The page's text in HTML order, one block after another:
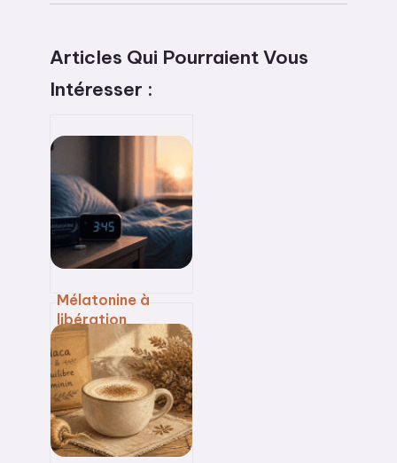
Articles Qui Pourraient Vous
Intéresser :
Mélatonine à
libération
prolongée : 8
heures de sommeil
continu pour
stopper les
réveils nocturnes